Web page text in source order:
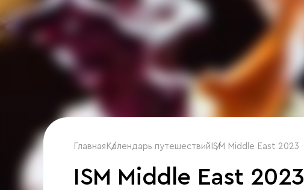
Главная /
Календарь путешествий /
ISM Middle East 2023
ISM Middle East 2023